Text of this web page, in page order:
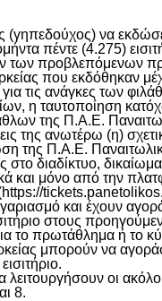
να
πέντε (4.275)
των προβλεπόμενων
που εκδόθηκαν
τις ανάγκες των
η ταυτοποίηση
της Π.Α.Ε.
της ανωτέρω (η)
της Π.Α.Ε.
στο διαδίκτυο,
και μόνο από την
και έχουν
στους
το πρωτάθλημα ή το
μπορούν να
οι
8.